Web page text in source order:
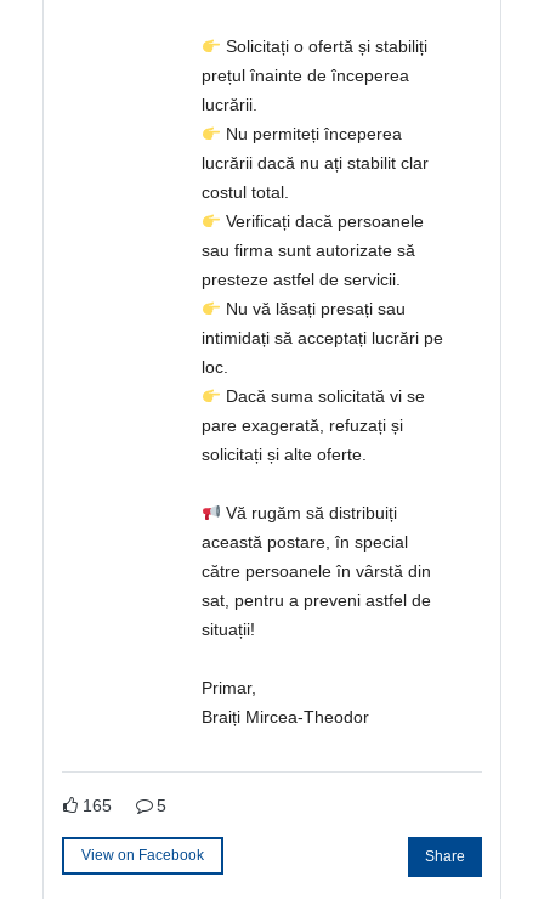
Solicitați o ofertă și stabiliți
prețul înainte de începerea
lucrării.
Nu permiteți începerea
lucrării dacă nu ați stabilit clar
costul total.
Verificați dacă persoanele
sau firma sunt autorizate să
presteze astfel de servicii.
Nu vă lăsați presați sau
intimidați să acceptați lucrări pe
loc.
Dacă suma solicitată vi se
pare exagerată, refuzați și
solicitați și alte oferte.
Vă rugăm să distribuiți
această postare, în special
către persoanele în vârstă din
sat, pentru a preveni astfel de
situații!
Primar,
Braiți Mircea-Theodor
165 5
View on Facebook Share